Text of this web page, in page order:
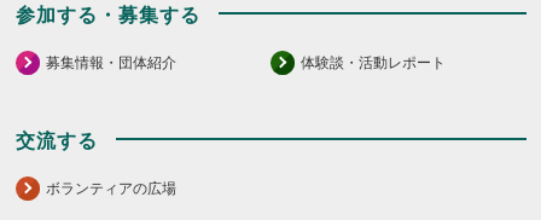
参加する・募集する
募集情報・団体紹介 体験談・活動レポート
交流する
ボランティアの広場